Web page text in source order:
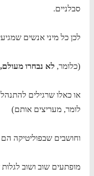
סבלניים.
לכן כל מיני אנשים
(כלומר, לא נבחרו
או כאלו שרגילים
לומר, מעריצים אותם)
וחושבים שבפוליטיקה
מופתעים שוב ושוב